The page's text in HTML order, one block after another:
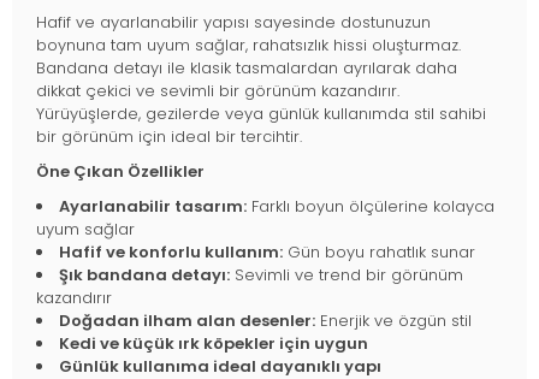
Hafif ve ayarlanabilir yapısı sayesinde dostunuzun
boynuna tam uyum sağlar, rahatsızlık hissi oluşturmaz.
Bandana detayı ile klasik tasmalardan ayrılarak daha
dikkat çekici ve sevimli bir görünüm kazandırır.
Yürüyüşlerde, gezilerde veya günlük kullanımda stil sahibi
bir görünüm için ideal bir tercihtir.
Öne Çıkan Özellikler
Ayarlanabilir tasarım: Farklı boyun ölçülerine kolayca
uyum sağlar
Hafif ve konforlu kullanım: Gün boyu rahatlık sunar
Şık bandana detayı: Sevimli ve trend bir görünüm
kazandırır
Doğadan ilham alan desenler: Enerjik ve özgün stil
Kedi ve küçük ırk köpekler için uygun
Günlük kullanıma ideal dayanıklı yapı